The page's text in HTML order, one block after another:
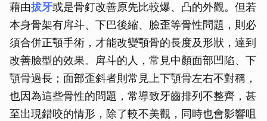
藉由拔牙或是骨釘改善原先比較爆、凸的外觀。但若
本身骨架有戽斗、下巴後縮、臉歪等骨性問題，則必
須合併正顎手術，才能改變顎骨的長度及形狀，達到
改善臉型的效果。戽斗的人，常見中顏面部凹陷、下
顎骨過長；面部歪斜者則常見上下顎骨左右不對稱，
也因為這些骨性的問題，常導致牙齒排列不整齊，甚
至出現錯咬的情形，除了較不美觀，同時也會影響咀